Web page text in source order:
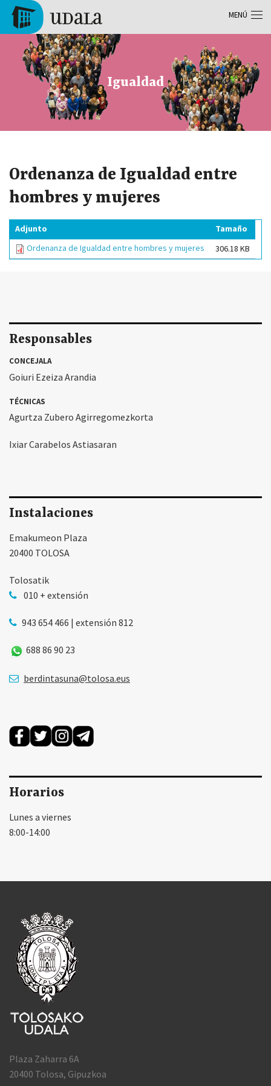
Pasar al contenido principal
Tolosa
Igualdad
Ordenanza de Igualdad entre
hombres y mujeres
Adjunto
Tamaño
Ordenanza de Igualdad entre hombres y mujeres
306.18 KB
Responsables
CONCEJALA
Goiuri Ezeiza Arandia
TÉCNICAS
Agurtza Zubero Agirregomezkorta
Ixiar Carabelos Astiasaran
Instalaciones
Emakumeon Plaza
20400 TOLOSA
Tolosatik
010 + extensión
943 654 466 | extensión 812
688 86 90 23
berdintasuna@tolosa.eus
Horarios
Lunes a viernes
8:00-14:00
Plaza Zaharra 6A
20400 Tolosa, Gipuzkoa
MENÚ